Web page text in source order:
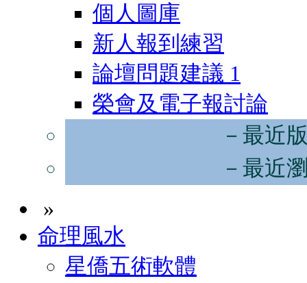
個人圖庫
新人報到練習
論壇問題建議 1
榮會及電子報討論
－最近
－最近
»
命理風水
星僑五術軟體